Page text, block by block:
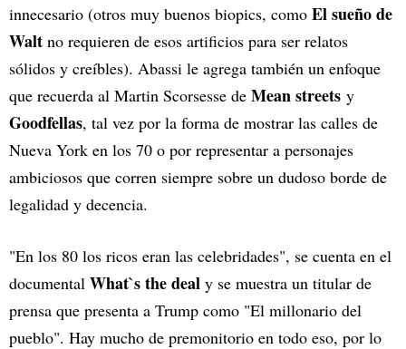
innecesario (otros muy buenos biopics, como El sueño de
Walt no requieren de esos artificios para ser relatos
sólidos y creíbles). Abassi le agrega también un enfoque
que recuerda al Martin Scorsesse de Mean streets y
Goodfellas, tal vez por la forma de mostrar las calles de
Nueva York en los 70 o por representar a personajes
ambiciosos que corren siempre sobre un dudoso borde de
legalidad y decencia.
"En los 80 los ricos eran las celebridades", se cuenta en el
documental What`s the deal y se muestra un titular de
prensa que presenta a Trump como "El millonario del
pueblo". Hay mucho de premonitorio en todo eso, por lo